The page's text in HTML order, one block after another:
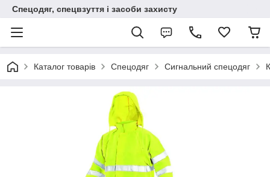
Спецодяг, спецвзуття і засоби захисту
Каталог товарів Спецодяг Сигнальний спецодяг